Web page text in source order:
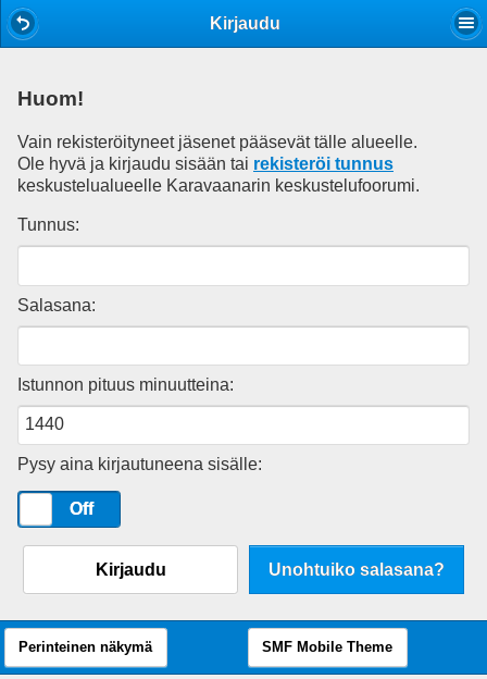
Kirjaudu
Huom!
Vain rekisteröityneet jäsenet pääsevät tälle alueelle.
Ole hyvä ja kirjaudu sisään tai rekisteröi tunnus
keskustelualueelle Karavaanarin keskustelufoorumi.
Tunnus:
Salasana:
Istunnon pituus minuutteina:
Pysy aina kirjautuneena sisälle:
Off
Kirjaudu Unohtuiko salasana?
Perinteinen näkymä SMF Mobile Theme